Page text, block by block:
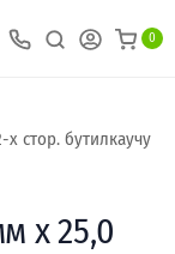
0
х стор.
х 25,0